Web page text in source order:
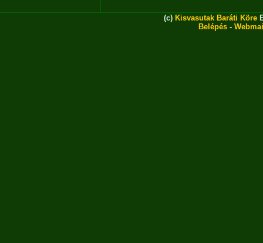
(c) Kisvasutak Baráti Köre
Belépés -